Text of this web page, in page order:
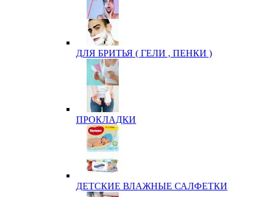
ДЛЯ БРИТЬЯ ( ГЕЛИ , ПЕНКИ )
ПРОКЛАДКИ
ДЕТСКИЕ ВЛАЖНЫЕ САЛФЕТКИ